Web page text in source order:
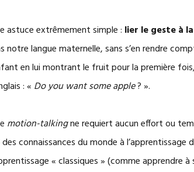
astuce extrêmement simple : lier le geste à
notre langue maternelle, sans s’en rendre
en lui montrant le fruit pour la première
: « Do you want some apple? ».
motion-talkingne requiert aucun effort ou
connaissances du monde à l’apprentissage
« classiques » (comme apprendre à